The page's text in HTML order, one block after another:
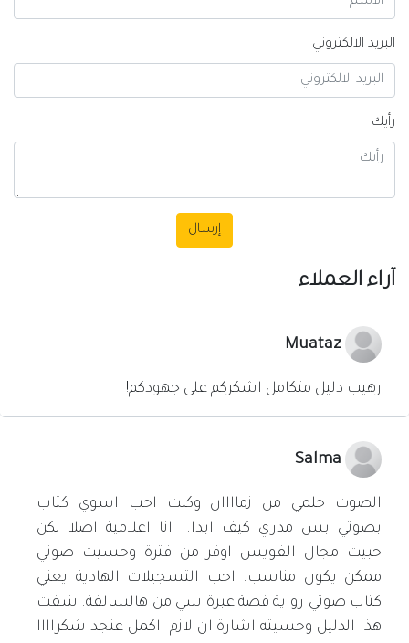
البريد الالكتروني
رأيك
إرسال
آراء العملاء
Muataz
رهيب دليل متكامل اشكركم على جهودكم!
Salma
الصوت حلمي من زماااان وكنت احب اسوي كتاب
بصوتي بس مدري كيف ابدا.. انا اعلامية اصلا لكن
حبيت مجال الفويس اوفر من فترة وحسيت صوتي
ممكن يكون مناسب. احب التسجيلات الهادية يعني
كتاب صوتي رواية قصة عبرة شي من هالسالفة. شفت
هذا الدليل وحسيته اشارة ان لازم ااكمل عنجد شكراااا